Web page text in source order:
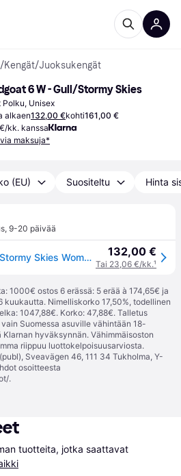
/Kengät/Juoksukengät
6 W - Gull/Stormy Skies
Unisex
alkaen132,00 €kohti161,00 €
kk. kanssa
maksuja*
(EU) Suositeltu Hinta
, 9-20 päivää
HOKA Speedgoat 6 Gull Stormy Skies Women Sneakers Grey 1147811-GKS 36 132,00 €
Tai 23,06 €/kk.¹
1000€ ostos 6 erässä: 5 erää à 174,65€ ja
kuukautta. Nimelliskorko 17,50%, todellinen
1047,88€. Korko: 47,88€. Talletus
Suomessa asuville vähintään 18-
hyväksynnän. Vähimmäisoston
riippuu luottokelpoisuusarviosta.
Sveavägen 46, 111 34 Tukholma, Y-
osoitteesta
.
tuotteita, jotka saattavat